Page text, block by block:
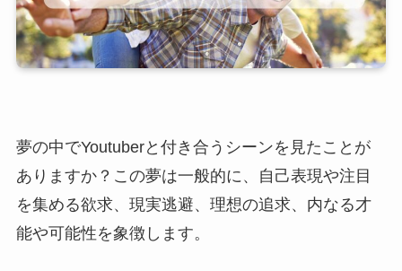
夢の中でYoutuberと付き合うシーンを見たことが
ありますか？この夢は一般的に、自己表現や注目
を集める欲求、現実逃避、理想の追求、内なる才
能や可能性を象徴します。